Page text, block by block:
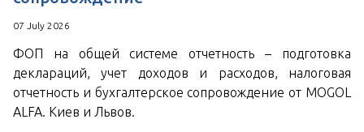
07 July 2026
ФОП на общей системе отчетность – подготовка
деклараций, учет доходов и расходов, налоговая
отчетность и бухгалтерское сопровождение от MOGOL
ALFA. Киев и Львов.